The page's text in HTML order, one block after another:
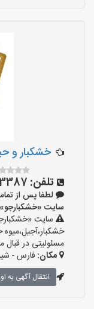
خشکبار و
تلفن:
لطفا پس از
سایت «خشکبارجو» دیده
سایت
مسئولیتی در قبال
مکان: فارس -
انتقال آگهی به